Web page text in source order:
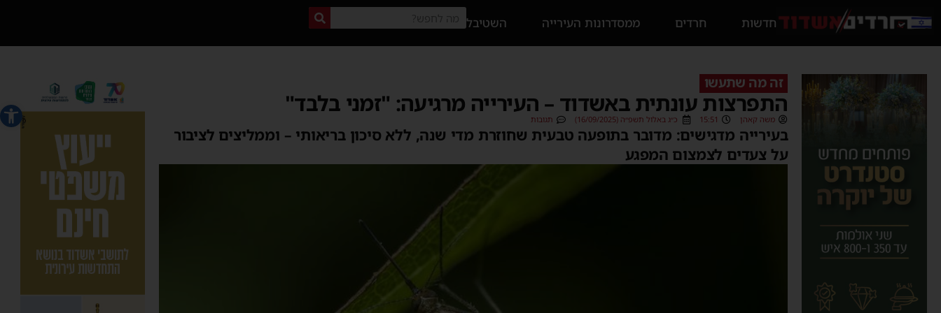
פתח
חדשות חרדים ממסדרונות העירייה השטיבל
זה מה שתעשו
התפרצות עונתית באשדוד – העירייה מרגיעה: "זמני בלבד"
משה קאהן 15:51 כ״ג באלול תשפ״ה (16/09/2025) תגובות
בעירייה מדגישים: מדובר בתופעה טבעית שחוזרת מדי שנה, ללא סיכון בריאותי – וממליצים לציבור
על צעדים לצמצום המפגע